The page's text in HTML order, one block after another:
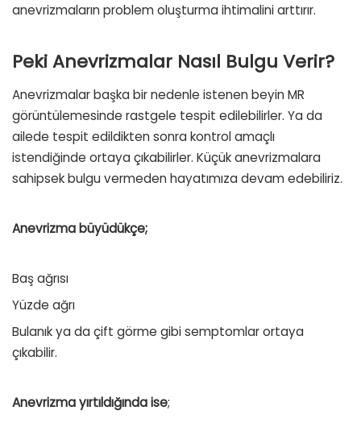
anevrizmaların problem oluşturma ihtimalini arttırır.
Peki Anevrizmalar Nasıl Bulgu Verir?
Anevrizmalar başka bir nedenle istenen beyin MR
görüntülemesinde rastgele tespit edilebilirler. Ya da
ailede tespit edildikten sonra kontrol amaçlı
istendiğinde ortaya çıkabilirler. Küçük anevrizmalara
sahipsek bulgu vermeden hayatımıza devam edebiliriz.
Anevrizma büyüdükçe;
Baş ağrısı
Yüzde ağrı
Bulanık ya da çift görme gibi semptomlar ortaya
çıkabilir.
Anevrizma yırtıldığında ise;